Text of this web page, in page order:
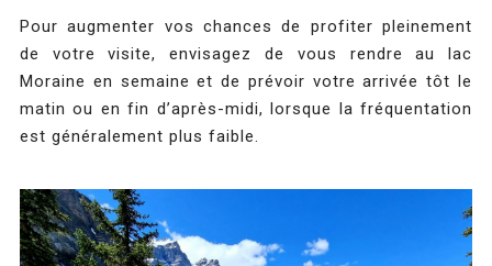
Pour augmenter vos chances de profiter pleinement
de votre visite, envisagez de vous rendre au lac
Moraine en semaine et de prévoir votre arrivée tôt le
matin ou en fin d’après-midi, lorsque la fréquentation
est généralement plus faible.